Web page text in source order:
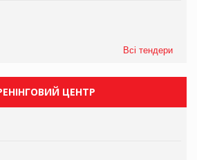
Всі тендери
ЦЕНТР